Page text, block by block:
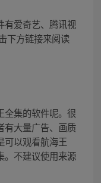
有爱奇艺、腾讯视
下方链接来阅读
全集的软件呢。很
有大量广告、画质
可以观看航海王
。不建议使用来源